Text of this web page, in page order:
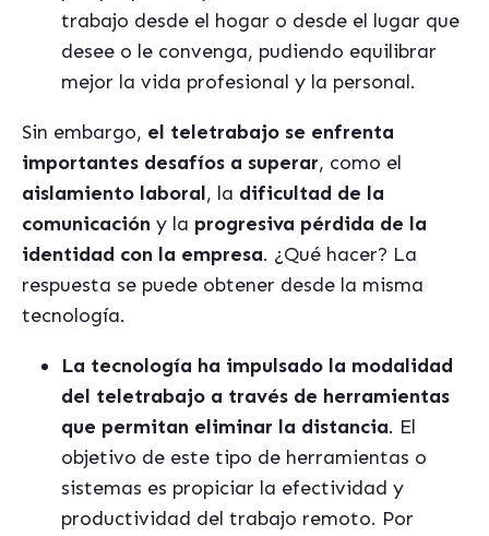
trabajo desde el hogar o desde el lugar que
desee o le convenga, pudiendo equilibrar
mejor la vida profesional y la personal.
Sin embargo, el teletrabajo se enfrenta
importantes desafíos a superar, como el
aislamiento laboral, la dificultad de la
comunicación y la progresiva pérdida de la
identidad con la empresa. ¿Qué hacer? La
respuesta se puede obtener desde la misma
tecnología.
La tecnología ha impulsado la modalidad
del teletrabajo a través de herramientas
que permitan eliminar la distancia. El
objetivo de este tipo de herramientas o
sistemas es propiciar la efectividad y
productividad del trabajo remoto. Por